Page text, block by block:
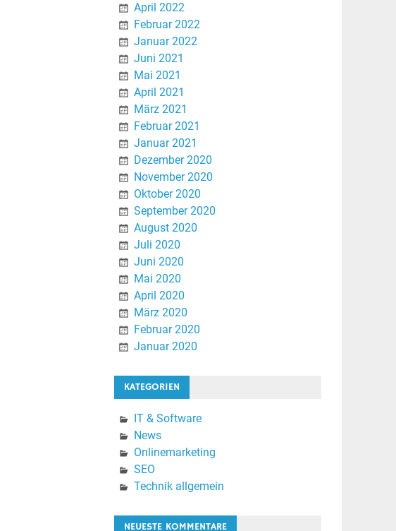
April 2022
Februar 2022
Januar 2022
Juni 2021
Mai 2021
April 2021
März 2021
Februar 2021
Januar 2021
Dezember 2020
November 2020
Oktober 2020
September 2020
August 2020
Juli 2020
Juni 2020
Mai 2020
April 2020
März 2020
Februar 2020
Januar 2020
KATEGORIEN
IT & Software
News
Onlinemarketing
SEO
Technik allgemein
NEUESTE KOMMENTARE